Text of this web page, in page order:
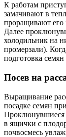
К работам
замачивают в
проращивают его
Далее
холодильник на
промерзали).
подготовка семян
Посев на
Выращивание
посадке семян
Проклюнувшиеся
в ящички с
почвосмесь